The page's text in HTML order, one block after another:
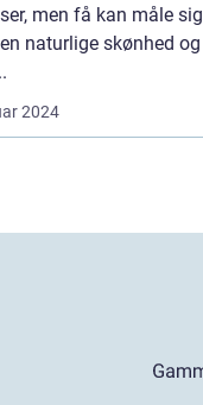
men få kan måle sig
naturlige skønhed og
2024